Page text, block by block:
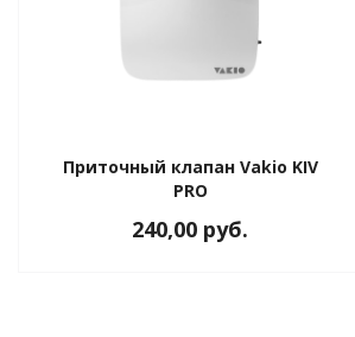
Приточный клапан Vakio KIV
PRO
240,00 руб.